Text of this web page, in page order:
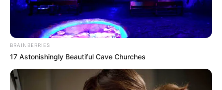
Mau dilengkapi laser anti drone
Penasaran sama powerplantnya.
Adiknya Zulheri 04/10/2020
Ku kira merk Mobil ternyata nama IFV
BRAINBERRIES
17 Astonishingly Beautiful Cave Churches